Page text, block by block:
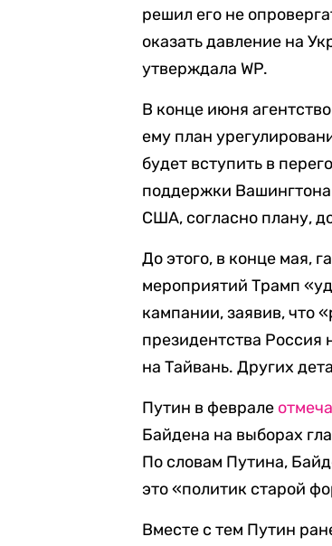
решил его не
оказать давление на
утверждала WP.
В конце июня
ему план
будет вступить в
поддержки
США, согласно плану,
До этого, в конце мая,
мероприятий Трамп
кампании, заявив, что
президентства Россия
на Тайвань. Других
Путин в феврале
Байдена на выборах
По словам Путина,
это «политик старой
Вместе с тем Путин